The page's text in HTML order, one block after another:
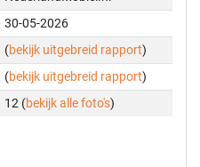
30-05-2026
(bekijk uitgebreid rapport)
(bekijk uitgebreid rapport)
12 (bekijk alle foto's)